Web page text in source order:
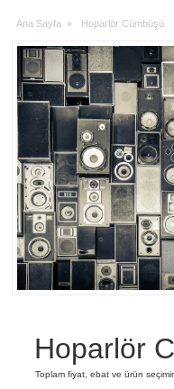
Ana Sayfa » Hoparlör Cümbüşü
Hoparlör
Toplam fiyat, ebat ve ürün